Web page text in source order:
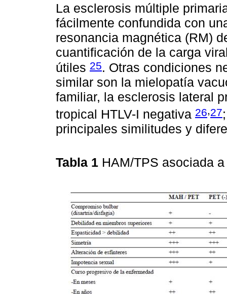
La esclerosis múltiple
fácilmente confundida con
resonancia magnética (RM)
cuantificación de la carga
útiles 25. Otras condiciones
similar son la mielopatía
familiar, la esclerosis lateral
tropical HTLV-I negativa 26,27
principales similitudes y
Tabla 1 HAM/TPS asociada